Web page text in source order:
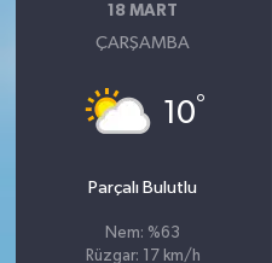
18 MART
ÇARŞAMBA
10°
Parçalı Bulutlu
Nem: %63
Rüzgar: 17 km/h